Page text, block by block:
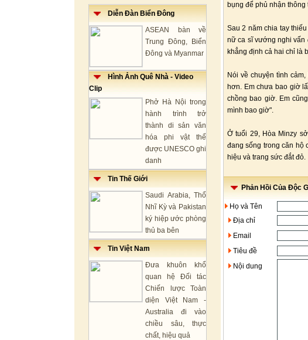
Diễn Đàn Biển Đông
ASEAN bàn về
Trung Đông, Biển
Đông và Myanmar
Hình Ảnh Quê Nhà - Video
Clip
Phở Hà Nội trong
hành trình trở
thành di sản văn
hóa phi vật thể
được UNESCO ghi
danh
Tin Thế Giới
Saudi Arabia, Thổ
Nhĩ Kỳ và Pakistan
ký hiệp ước phòng
thủ ba bên
Tin Việt Nam
Đưa khuôn khổ
quan hệ Đối tác
Chiến lược Toàn
diện Việt Nam -
Australia đi vào
chiều sâu, thực
chất, hiệu quả
bụng để phủ nhận thông
Sau 2 năm chia tay
nữ ca sĩ vướng nghi vấn
khẳng định cả hai chỉ là
Nói về chuyện tình
hơn. Em chưa bao giờ
chồng bao giờ. Em
mình bao giờ".
Ở tuổi 29, Hòa Minzy
đang sống trong căn hộ
hiệu và trang sức đắt đỏ.
Phản Hồi Của Độc
Họ và Tên
Địa chỉ
Email
Tiêu đề
Nội dung